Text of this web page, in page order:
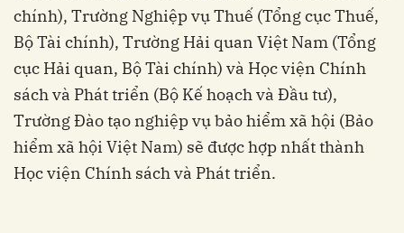
chính), Trường Nghiệp vụ Thuế (Tổng cục Thuế,
Bộ Tài chính), Trường Hải quan Việt Nam (Tổng
cục Hải quan, Bộ Tài chính) và Học viện Chính
sách và Phát triển (Bộ Kế hoạch và Đầu tư),
Trường Đào tạo nghiệp vụ bảo hiểm xã hội (Bảo
hiểm xã hội Việt Nam) sẽ được hợp nhất thành
Học viện Chính sách và Phát triển.